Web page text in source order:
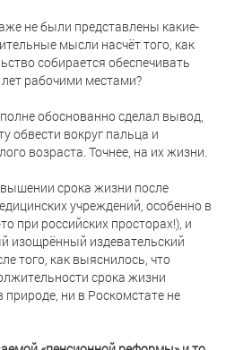
не были представлены какие-
мысли насчёт того, как
собирается обеспечивать
рабочими местами?
обоснованно сделал вывод,
обвести вокруг пальца и
возраста. Точнее, на их жизни.
срока жизни после
учреждений, особенно в
при российских просторах!), и
изощрённый издевательский
того, как выяснилось, что
срока жизни
ни в Роскомстате не